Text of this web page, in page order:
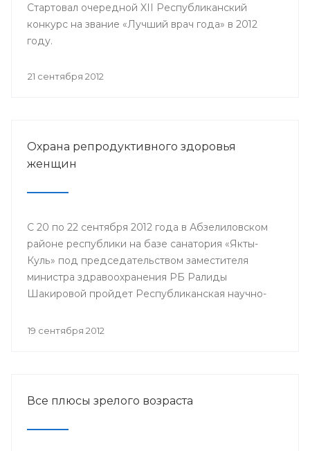
Стартовал очередной XII Республиканский
конкурс на звание «Лучший врач года» в 2012
году.
21 сентября 2012
Охрана репродуктивного здоровья
женщин
С 20 по 22 сентября 2012 года в Абзелиловском
районе республики на базе санатория «Якты-
Куль» под председательством заместителя
министра здравоохранения РБ Ралиды
Шакировой пройдет Республиканская научно-
репродуктивного здоровья женщин и питание
19 сентября 2012
Все плюсы зрелого возраста